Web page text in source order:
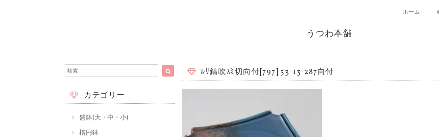
ホーム
うつわ本舗
カテゴリー
盛鉢(大・中・小)
楕円鉢
ﾙﾘ錆吹ｽﾐ切向付[797] 53-13-287向付